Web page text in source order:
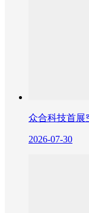
众合科技首展
2026-07-30